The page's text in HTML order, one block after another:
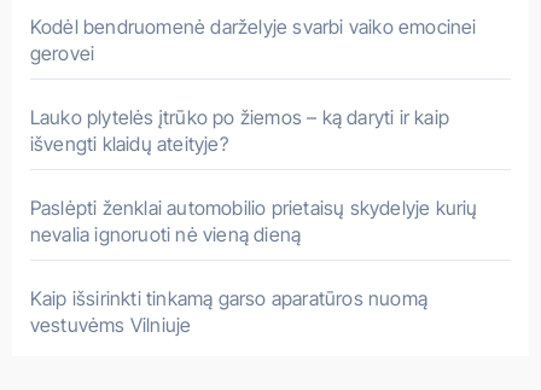
Kodėl bendruomenė darželyje svarbi vaiko emocinei
gerovei
Lauko plytelės įtrūko po žiemos – ką daryti ir kaip
išvengti klaidų ateityje?
Paslėpti ženklai automobilio prietaisų skydelyje kurių
nevalia ignoruoti nė vieną dieną
Kaip išsirinkti tinkamą garso aparatūros nuomą
vestuvėms Vilniuje